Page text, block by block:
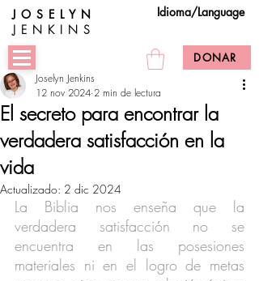
JOSELYN
JENKINS
Idioma/Language
DONAR
El secreto para encontrar la
verdadera satisfacción en la
vida
Joselyn Jenkins
12 nov 2024 2 min de lectura
Actualizado: 2 dic 2024
La Biblia nos enseña que la
verdadera satisfacción no se
encuentra en las posesiones
materiales ni en el logro de metas